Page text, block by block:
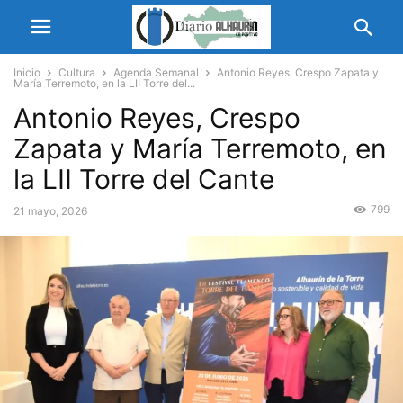
Inicio Cultura Agenda Semanal
Antonio Reyes, Crespo Zapata y
María Terremoto, en la LII Torre del...
Antonio Reyes, Crespo
Zapata y María Terremoto, en
la LII Torre del Cante
21 mayo, 2026 799